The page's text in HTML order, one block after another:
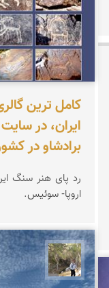
کامل ترین
ایران، در
برادشاو در
اروپا- سوئیس.
سیدحسین